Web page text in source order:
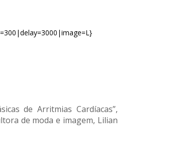
de Arritmias Cardíacas”,
de moda e imagem, Lilian